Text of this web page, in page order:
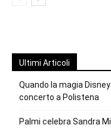
Ultimi Articoli
Quando la magia
concerto a Polistena
Palmi celebra Sandra